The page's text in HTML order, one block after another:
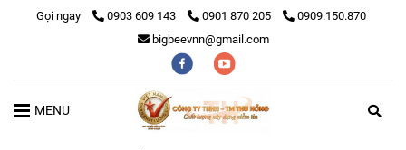
Gọi ngay 0903 609 143 0901 870 205
0909.150.870
bigbeevnn@gmail.com
MENU